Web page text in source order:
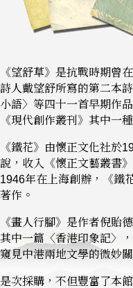
《望舒草》是抗戰時期曾
詩人戴望舒所寫的第二本
小語〉等四十一首早期作
《現代創作叢刊》其中一種
《鐵花》由懷正文化社於
說，收入《懷正文藝叢書
1946年在上海創辦，《鐵
著作。
《畫人行腳》是作者倪貽
其中一篇〈香港印象記〉
窺見中港兩地文學的微妙關
是次採購，不但豐富了本